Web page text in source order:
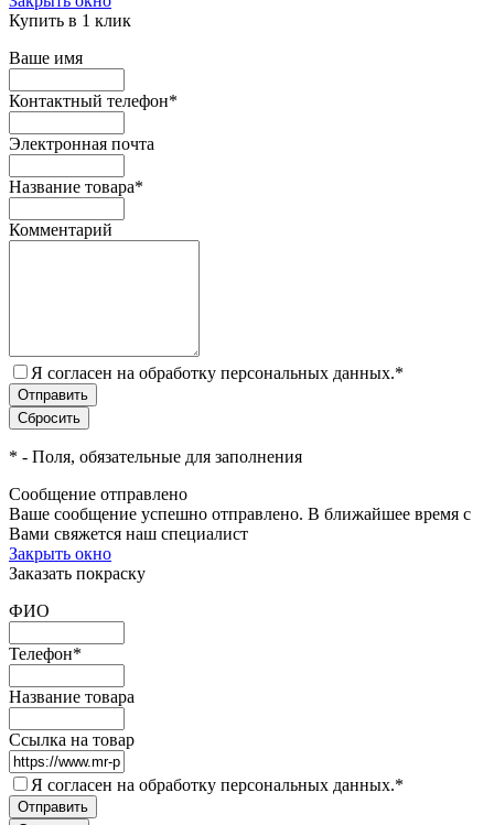
Купить в 1 клик
Ваше имя
Контактный телефон*
Электронная почта
Название товара*
Комментарий
Я согласен на обработку персональных данных.*
* - Поля, обязательные для заполнения
Сообщение отправлено
Ваше сообщение успешно отправлено. В ближайшее время с
Вами свяжется наш специалист
Закрыть окно
Заказать покраску
ФИО
Телефон*
Название товара
Ссылка на товар
Я согласен на обработку персональных данных.*